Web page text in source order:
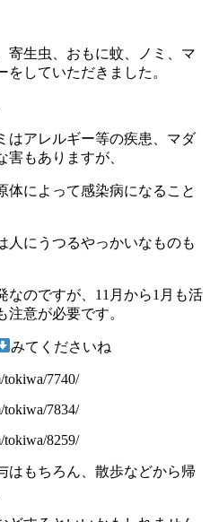
寄生虫、おもに蚊、ノミ、マ
をしていただきました。
はアレルギー等の疾患、マダ
害もありますが、
体によって感染病になること
人にうつるやっかいなものも
なのですが、11月から1月も活
意が必要です。
みてくださいね
tokiwa/7740/
tokiwa/7834/
tokiwa/8259/
はもちろん、散歩などから帰